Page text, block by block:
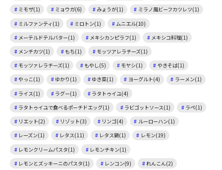
ミモザ(1)
ミョウガ(6) みょうが(1)
ミラノ風ビーフカツレツ(1)
ミルファンティ(1)
ミロトン(1)
ムニエル(10)
メーテルドテルバター(1)
メキシカンピラフ(1)
メキシコ料理(1)
メンチカツ(1)
もち(1)
モッツアレラチーズ(1)
モッツァレラチーズ(1)
もやし(5) モヤシ(1)
やきそば(1)
やっこ(1)
ゆかり(1) ゆき菜(1) ヨーグルト(4)
ラーメン(1)
ライス(1)
ラグー(1)
ラタトゥイユ(4)
ラタトゥイユで食べるポーチドエッグ(1)
ラビゴットソース(1)
ラペ(1)
リエット(2)
リゾット(3) リンゴ(4)
ルーローハン(1)
レーズン(1)
レタス(11) レタス鍋(1)
レモン(19)
レモンクリームパスタ(1)
レモンチキン(1)
レモンとズッキーニのパスタ(1)
レンコン(9)
れんこん(2)